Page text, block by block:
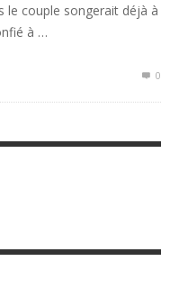
le couple songerait déjà à
à …
0